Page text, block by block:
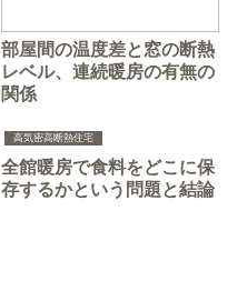
部屋間の温度差と窓の断熱
レベル、連続暖房の有無の
関係
高気密高断熱住宅
全館暖房で食料をどこに保
存するかという問題と結論